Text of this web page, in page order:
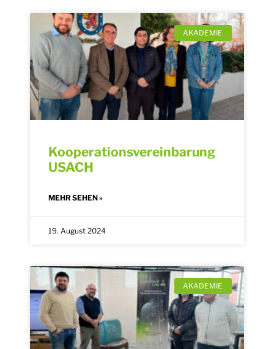
AKADEMIE
Kooperationsvereinbarung
USACH
MEHR SEHEN »
19. August 2024
AKADEMIE